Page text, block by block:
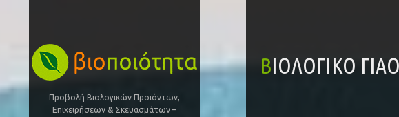
Προβολή Βιολογικών Προϊόντων,
Επιχειρήσεων & Σκευασμάτων –
ΒΙΟΛΟΓΙΚΌ